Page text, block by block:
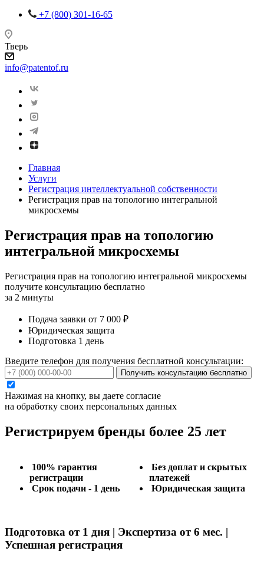
+7 (800) 301-16-65
Тверь
info@patentof.ru
Главная
Услуги
Регистрация интеллектуальной собственности
Регистрация прав на топологию интегральной
микросхемы
Регистрация прав на топологию
интегральной микросхемы
Регистрация прав на топологию интегральной микросхемы
получите консультацию бесплатно
за 2 минуты
Подача заявки от 7 000 ₽
Юридическая защита
Подготовка 1 день
Введите телефон для получения бесплатной консультации:
Получить консультацию бесплатно
Нажимая на кнопку, вы даете согласие
на обработку своих персональных данных
Регистрируем бренды более 25 лет
100% гарантия
регистрации
Срок подачи - 1 день
Без доплат и скрытых
платежей
Юридическая защита
Подготовка от 1 дня | Экспертиза от 6 мес. |
Успешная регистрация